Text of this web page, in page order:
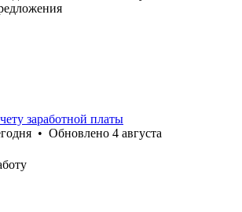
заработной платы
• Обновлено 4 августа